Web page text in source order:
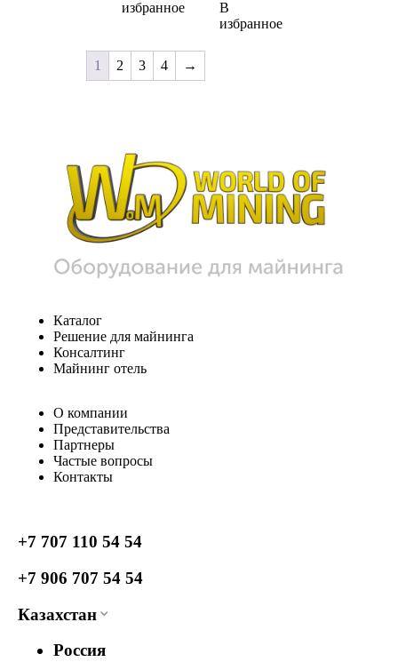
избранное
В
избранное
1 2 3 4 →
Каталог
Решение для майнинга
Консалтинг
Майнинг отель
О компании
Представительства
Партнеры
Частые вопросы
Контакты
+7 707 110 54 54
+7 906 707 54 54
Казахстан
Россия